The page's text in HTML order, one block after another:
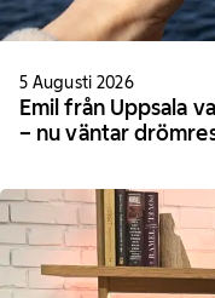
5 Augusti 2026
Emil från Uppsala
– nu väntar